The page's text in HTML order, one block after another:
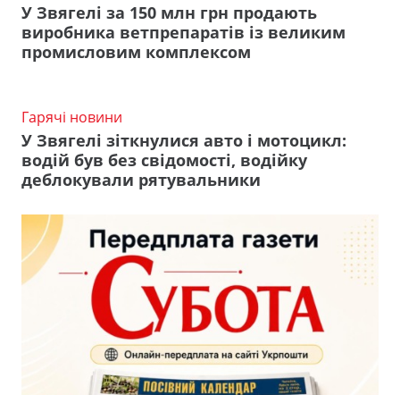
У Звягелі за 150 млн грн продають
виробника ветпрепаратів із великим
промисловим комплексом
Гарячі новини
У Звягелі зіткнулися авто і мотоцикл:
водій був без свідомості, водійку
деблокували рятувальники